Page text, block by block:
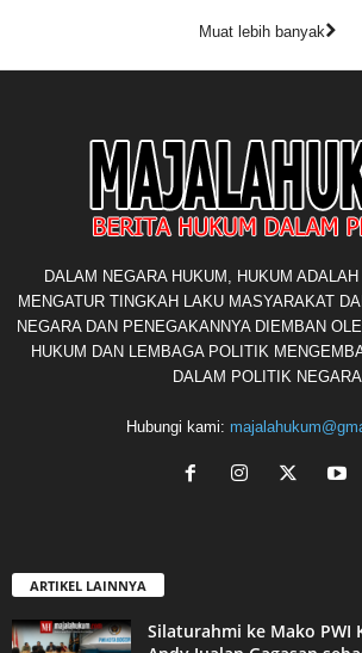
Muat lebih banyak
DALAM NEGARA HUKUM, HUKUM
MENGATUR TINGKAH LAKU MASYARAKAT
NEGARA DAN PENEGAKANNYA DIEMBAN
HUKUM DAN LEMBAGA POLITIK
DALAM POLITIK NEGARA
Hubungi kami:
ARTIKEL LAINNYA
Silaturahmi ke Mako PWI